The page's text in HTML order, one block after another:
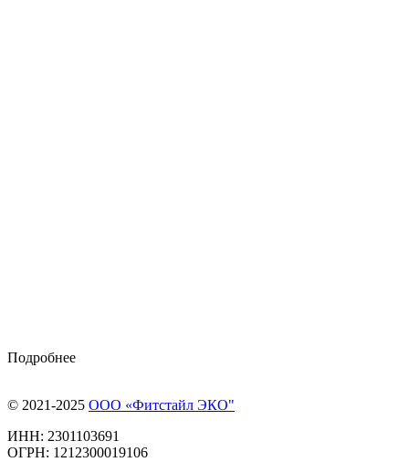
Подробнее
© 2021-2025 ООО «Фитстайл ЭКО"
ИНН: 2301103691
ОГРН: 1212300019106